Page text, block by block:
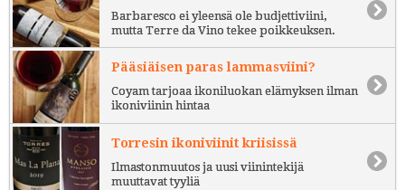
Barbaresco ei yleensä ole budjettiviini,
mutta Terre da Vino tekee poikkeuksen.
Pääsiäisen paras lammasviini?
Coyam tarjoaa ikoniluokan elämyksen ilman
ikoniviinin hintaa
Torresin ikoniviinit kriisissä
Ilmastonmuutos ja uusi viinintekijä
muuttavat tyyliä